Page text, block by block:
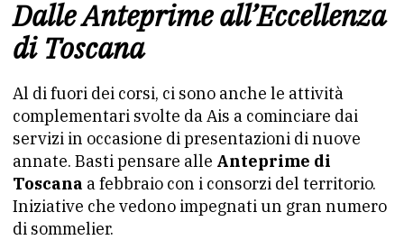
Dalle Anteprime all’Eccellenza
di Toscana
Al di fuori dei corsi, ci sono anche le attività
complementari svolte da Ais a cominciare dai
servizi in occasione di presentazioni di nuove
annate. Basti pensare alle Anteprime di
Toscana a febbraio con i consorzi del territorio.
Iniziative che vedono impegnati un gran numero
di sommelier.